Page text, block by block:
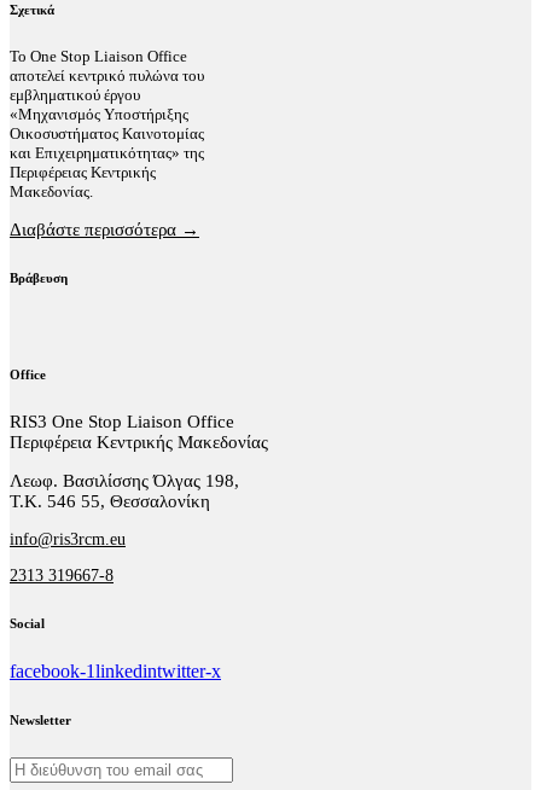
Σχετικά
Το One Stop Liaison Office
αποτελεί κεντρικό πυλώνα του
εμβληματικού έργου
«Μηχανισμός Υποστήριξης
Οικοσυστήματος Καινοτομίας
και Επιχειρηματικότητας» της
Περιφέρειας Κεντρικής
Μακεδονίας.
Διαβάστε περισσότερα →
Βράβευση
Office
RIS3 One Stop Liaison Office
Περιφέρεια Κεντρικής Μακεδονίας
Λεωφ. Βασιλίσσης Όλγας 198,
Τ.Κ. 546 55, Θεσσαλονίκη
info@ris3rcm.eu
2313 319667-8
Social
facebook-1linkedintwitter-x
Newsletter